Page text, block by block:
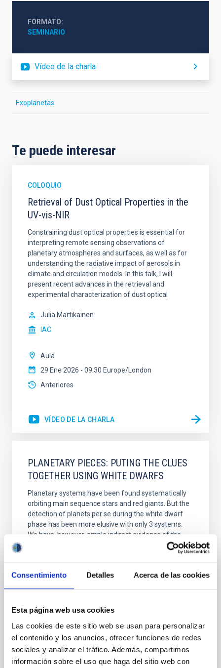
Consentimiento Detalles Acerca de las cookies
Esta página web usa cookies
Las cookies de este sitio web se usan para personalizar
el contenido y los anuncios, ofrecer funciones de redes
sociales y analizar el tráfico. Además, compartimos
información sobre el uso que haga del sitio web con
FORMATO
SEMINARIO
Vídeo de la charla
Exoplanetas
Te puede interesar
COLOQUIO
Retrieval of Dust Optical Properties in the
UV-vis-NIR
Constraining dust optical properties is essential for
interpreting remote sensing observations of
planetary atmospheres and surfaces, as well as for
understanding the radiative impact of aerosols in
climate and circulation models. In this talk, I will
present recent advances in the retrieval and
experimental characterization of dust optical
Julia Martikainen
IAC
Aula
29 Ene 2026 - 09:30 Europe/London
Anteriores
VÍDEO DE LA CHARLA
PLANETARY PIECES: PUTING THE CLUES
TOGETHER USING WHITE DWARFS
Planetary systems have been found systematically
orbiting main sequence stars and red giants. But the
detection of planets per se during the white dwarf
phase has been more elusive with only 3 systems.
We have, however, ample indirect evidence of the
existence of planetary debris around these systems
Dr. Eva Villaver
23 Nov 2021 - 11:30 Europe/London
Anteriores
VÍDEO DE LA CHARLA